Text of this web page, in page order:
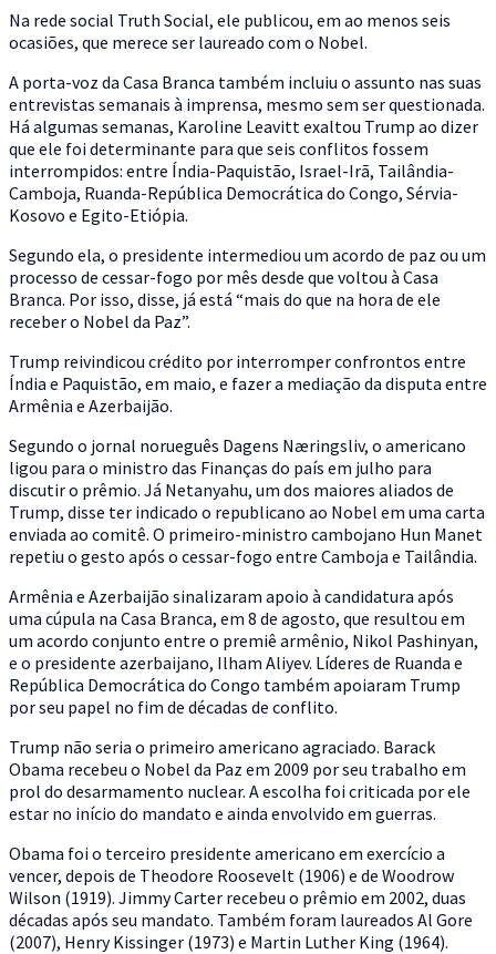
Na rede social Truth Social, ele publicou, em ao menos seis
ocasiões, que merece ser laureado com o Nobel.
A porta-voz da Casa Branca também incluiu o assunto nas suas
entrevistas semanais à imprensa, mesmo sem ser questionada.
Há algumas semanas, Karoline Leavitt exaltou Trump ao dizer
que ele foi determinante para que seis conflitos fossem
interrompidos: entre Índia-Paquistão, Israel-Irã, Tailândia-
Camboja, Ruanda-República Democrática do Congo, Sérvia-
Kosovo e Egito-Etiópia.
Segundo ela, o presidente intermediou um acordo de paz ou um
processo de cessar-fogo por mês desde que voltou à Casa
Branca. Por isso, disse, já está “mais do que na hora de ele
receber o Nobel da Paz”.
Trump reivindicou crédito por interromper confrontos entre
Índia e Paquistão, em maio, e fazer a mediação da disputa entre
Armênia e Azerbaijão.
Segundo o jornal norueguês Dagens Næringsliv, o americano
ligou para o ministro das Finanças do país em julho para
discutir o prêmio. Já Netanyahu, um dos maiores aliados de
Trump, disse ter indicado o republicano ao Nobel em uma carta
enviada ao comitê. O primeiro-ministro cambojano Hun Manet
repetiu o gesto após o cessar-fogo entre Camboja e Tailândia.
Armênia e Azerbaijão sinalizaram apoio à candidatura após
uma cúpula na Casa Branca, em 8 de agosto, que resultou em
um acordo conjunto entre o premiê armênio, Nikol Pashinyan,
e o presidente azerbaijano, Ilham Aliyev. Líderes de Ruanda e
República Democrática do Congo também apoiaram Trump
por seu papel no fim de décadas de conflito.
Trump não seria o primeiro americano agraciado. Barack
Obama recebeu o Nobel da Paz em 2009 por seu trabalho em
prol do desarmamento nuclear. A escolha foi criticada por ele
estar no início do mandato e ainda envolvido em guerras.
Obama foi o terceiro presidente americano em exercício a
vencer, depois de Theodore Roosevelt (1906) e de Woodrow
Wilson (1919). Jimmy Carter recebeu o prêmio em 2002, duas
décadas após seu mandato. Também foram laureados Al Gore
(2007), Henry Kissinger (1973) e Martin Luther King (1964).